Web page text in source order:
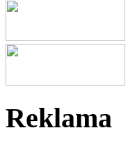
Reklama